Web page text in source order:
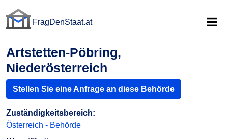
FragDenStaat.at
Artstetten-Pöbring,
Niederösterreich
Stellen Sie eine Anfrage an diese Behörde
Zuständigkeitsbereich:
Österreich - Behörde